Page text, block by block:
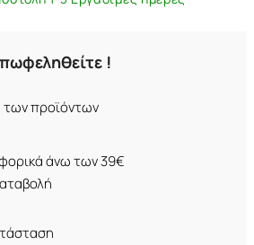
!
των προϊόντων
άνω των 39€